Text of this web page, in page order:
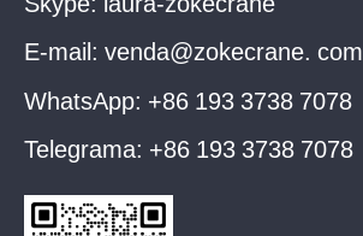
E-mail: venda@zokecrane. com
WhatsApp: +86 193 3738 7078
Telegrama: +86 193 3738 7078